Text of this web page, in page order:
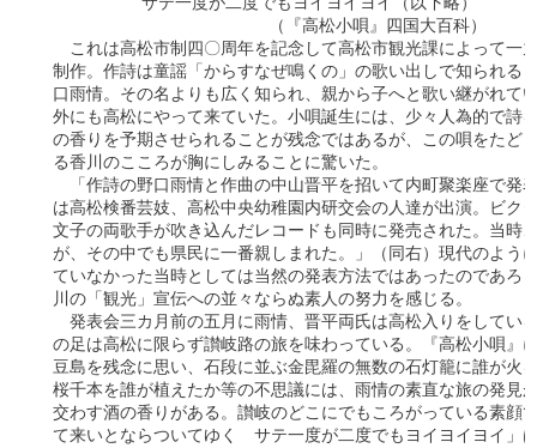
（『高松小唄』四国大百科）
これは高松市制四〇周年を記念して高松市観光課によって一
制作。作詩は童謡「からすなぜ鳴くの」の歌い出しで知られる
口雨情。その名よりも広く知られ、親から子へと歌い継がれて
外にも高松にやって来ていた。小唄誕生には、少々人為的で詩
の香りを予期させられることが残念ではあるが、この唄をたど
る香川のこころが胸にしみることに驚いた。
「作詩の野口雨情と作曲の中山晋平を招いて内町聚楽座で発
は高松検番芸妓、高松中央幼稚園内研交会の人達が出演。ビク
文子の両歌手が吹き込んだレコードも同時に発売された。当時
が、その中でも県民に一番親しまれた。」（同右）現代のよう
ていなかった当時としては当然の発表方法ではあったのであろ
川の「観光」宣伝への並々ならぬ素人の努力を感じる。
発表会三カ月前の五月に雨情、晋平両氏は高松入りをしてい
の足は高松に限らず讃岐路の旅を味わっている。『高松小唄』
豆島を残念に思い、石段に並ぶ金毘羅の無数の石灯籠に誰が火
桜千本を誰が植えたか等の不思議には、雨情の素直な旅の発見
交わす酒の香りがある。讃岐のどこにでもころがっている素顔
て来いとならついてゆく　サテ一度が二度でもヨイヨイヨイ」